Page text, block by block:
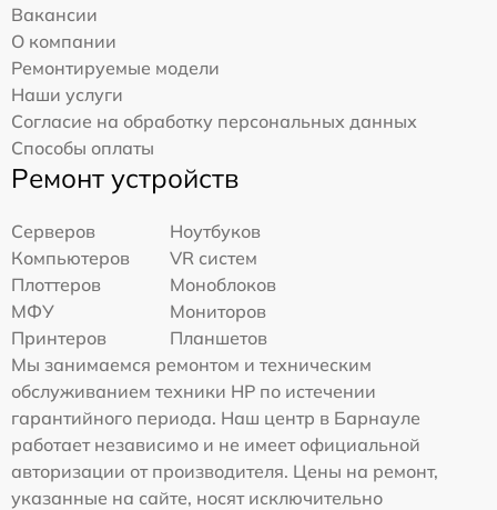
Вакансии
О компании
Ремонтируемые модели
Наши услуги
Согласие на обработку персональных данных
Способы оплаты
Ремонт устройств
Серверов
Ноутбуков
Компьютеров
VR систем
Плоттеров
Моноблоков
МФУ
Мониторов
Принтеров
Планшетов
Мы занимаемся ремонтом и техническим
обслуживанием техники HP по истечении
гарантийного периода. Наш центр в Барнауле
работает независимо и не имеет официальной
авторизации от производителя. Цены на ремонт,
указанные на сайте, носят исключительно